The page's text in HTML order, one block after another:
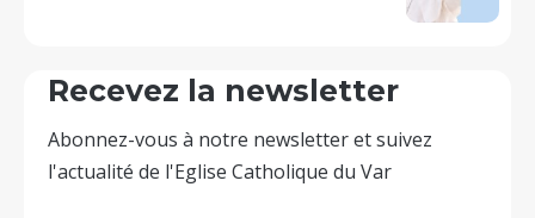
Recevez la newsletter
Abonnez-vous à notre newsletter et suivez
l'actualité de l'Eglise Catholique du Var